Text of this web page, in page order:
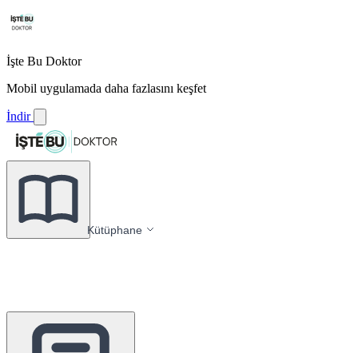
İşte Bu Doktor
Mobil uygulamada daha fazlasını keşfet
İndir
Kütüphane